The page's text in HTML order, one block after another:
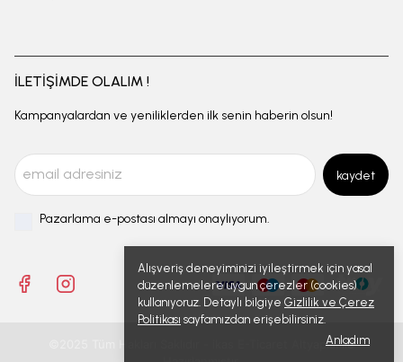
Alışveriş deneyiminizi iyileştirmek için yasal
düzenlemelere uygun çerezler (cookies)
kullanıyoruz. Detaylı bilgiye Gizlilik ve Çerez
Politikası sayfamızdan erişebilirsiniz.
Anladım
İLETİŞİMDE OLALIM !
Kampanyalardan ve yeniliklerden ilk senin haberin olsun!
kaydet
Pazarlama e-postası almayı onaylıyorum.
Altyapısı ile